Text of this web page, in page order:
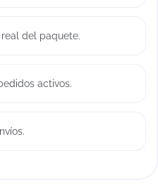
del paquete.
activos.